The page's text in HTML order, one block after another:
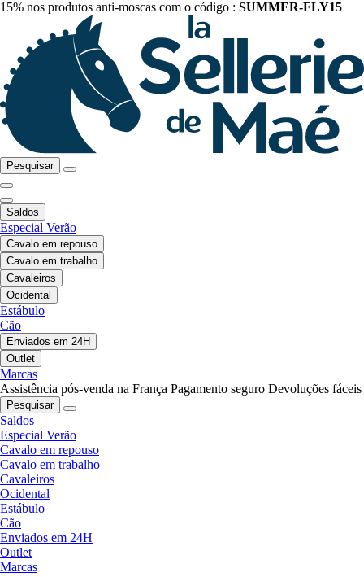
15% nos produtos anti-moscas com o código : SUMMER-FLY15
Pesquisar
Saldos
Especial Verão
Cavalo em repouso
Cavalo em trabalho
Cavaleiros
Ocidental
Estábulo
Cão
Enviados em 24H
Outlet
Marcas
Assistência pós-venda na França Pagamento seguro Devoluções fáceis
Pesquisar
Saldos
Especial Verão
Cavalo em repouso
Cavalo em trabalho
Cavaleiros
Ocidental
Estábulo
Cão
Enviados em 24H
Outlet
Marcas